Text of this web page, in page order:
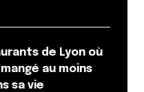
de Lyon où
au moins
sa vie